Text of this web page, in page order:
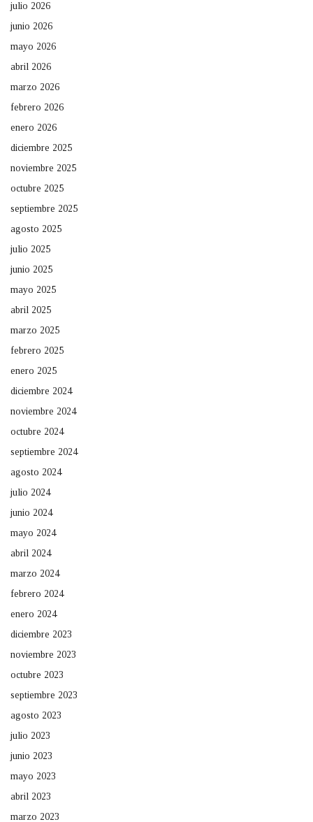
julio 2026
junio 2026
mayo 2026
abril 2026
marzo 2026
febrero 2026
enero 2026
diciembre 2025
noviembre 2025
octubre 2025
septiembre 2025
agosto 2025
julio 2025
junio 2025
mayo 2025
abril 2025
marzo 2025
febrero 2025
enero 2025
diciembre 2024
noviembre 2024
octubre 2024
septiembre 2024
agosto 2024
julio 2024
junio 2024
mayo 2024
abril 2024
marzo 2024
febrero 2024
enero 2024
diciembre 2023
noviembre 2023
octubre 2023
septiembre 2023
agosto 2023
julio 2023
junio 2023
mayo 2023
abril 2023
marzo 2023